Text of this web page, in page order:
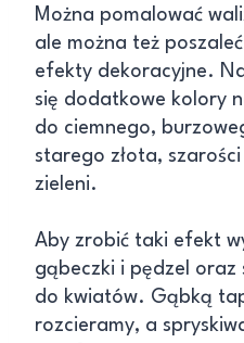
Można pomalować
ale można też
efekty dekoracyjne.
się dodatkowe kolory
do ciemnego,
starego złota,
zieleni.
Aby zrobić taki efekt
gąbeczki i pędzel oraz
do kwiatów. Gąbką
rozcieramy, a